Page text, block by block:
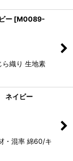
ー [M0089-
織り 生地素
イビー
・混率 綿60/キ